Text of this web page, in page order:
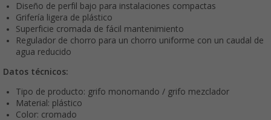
Diseño de perfil bajo para instalaciones compactas
Grifería ligera de plástico
Superficie cromada de fácil mantenimiento
Regulador de chorro para un chorro uniforme con un caudal de
agua reducido
Datos técnicos:
Tipo de producto: grifo monomando / grifo mezclador
Material: plástico
Color: cromado